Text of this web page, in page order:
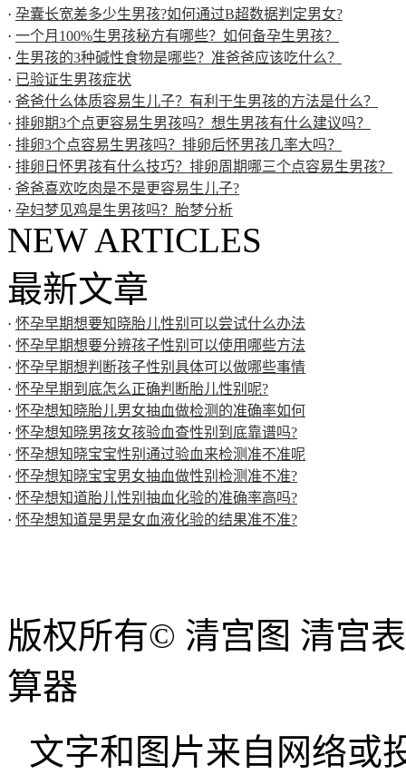
· 孕囊长宽差多少生男孩?如何通过B超数据判定男女?
· 一个月100%生男孩秘方有哪些？如何备孕生男孩？
· 生男孩的3种碱性食物是哪些？准爸爸应该吃什么？
· 已验证生男孩症状
· 爸爸什么体质容易生儿子？有利于生男孩的方法是什么？
· 排卵期3个点更容易生男孩吗？想生男孩有什么建议吗？
· 排卵3个点容易生男孩吗？排卵后怀男孩几率大吗？
· 排卵日怀男孩有什么技巧？排卵周期哪三个点容易生男孩？
· 爸爸喜欢吃肉是不是更容易生儿子?
· 孕妇梦见鸡是生男孩吗？胎梦分析
NEW ARTICLES
最新文章
· 怀孕早期想要知晓胎儿性别可以尝试什么办法
· 怀孕早期想要分辨孩子性别可以使用哪些方法
· 怀孕早期想判断孩子性别具体可以做哪些事情
· 怀孕早期到底怎么正确判断胎儿性别呢?
· 怀孕想知晓胎儿男女抽血做检测的准确率如何
· 怀孕想知晓男孩女孩验血查性别到底靠谱吗?
· 怀孕想知晓宝宝性别通过验血来检测准不准呢
· 怀孕想知晓宝宝男女抽血做性别检测准不准?
· 怀孕想知道胎儿性别抽血化验的准确率高吗?
· 怀孕想知道是男是女血液化验的结果准不准?
版权所有© 清宫图 清宫
算器
文字和图片来自网络或